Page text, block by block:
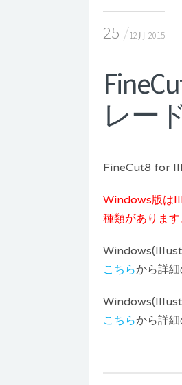
25 12月 2015
レー
FineCut8 for
Windows版は
種類がありま
こちらから詳細
こちらから詳細